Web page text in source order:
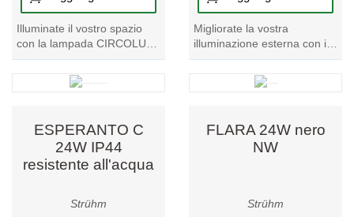
Illuminate il vostro spazio
con la lampada CIRCOLUX
LED 14,5W 827 E27. Con
questa elegante lampada a
LED potrete...
Migliorate la vostra
illuminazione esterna con il
sensore crepuscolare e
luminoso ELF 15A. Provate
l'illuminazione...
ESPERANTO C
24W IP44
resistente all'acqua
Strühm
FLARA 24W nero
NW
Strühm